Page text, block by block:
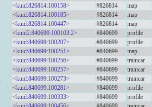
<kuid:826814:100158>
#826814 map
<kuid:826814:100185>
#826814 map
<kuid:826814:100447>
#826814 map
<kuid2:840699:100103:2>
#840699 profile
<kuid:840699:100207>
#840699 profile
<kuid:840699:100251>
#840699 map
<kuid:840699:100256>
#840699 traincar
<kuid:840699:100257>
#840699 traincar
<kuid:840699:100273>
#840699 traincar
<kuid:840699:100281>
#840699 profile
<kuid:840699:100333>
#840699 profile